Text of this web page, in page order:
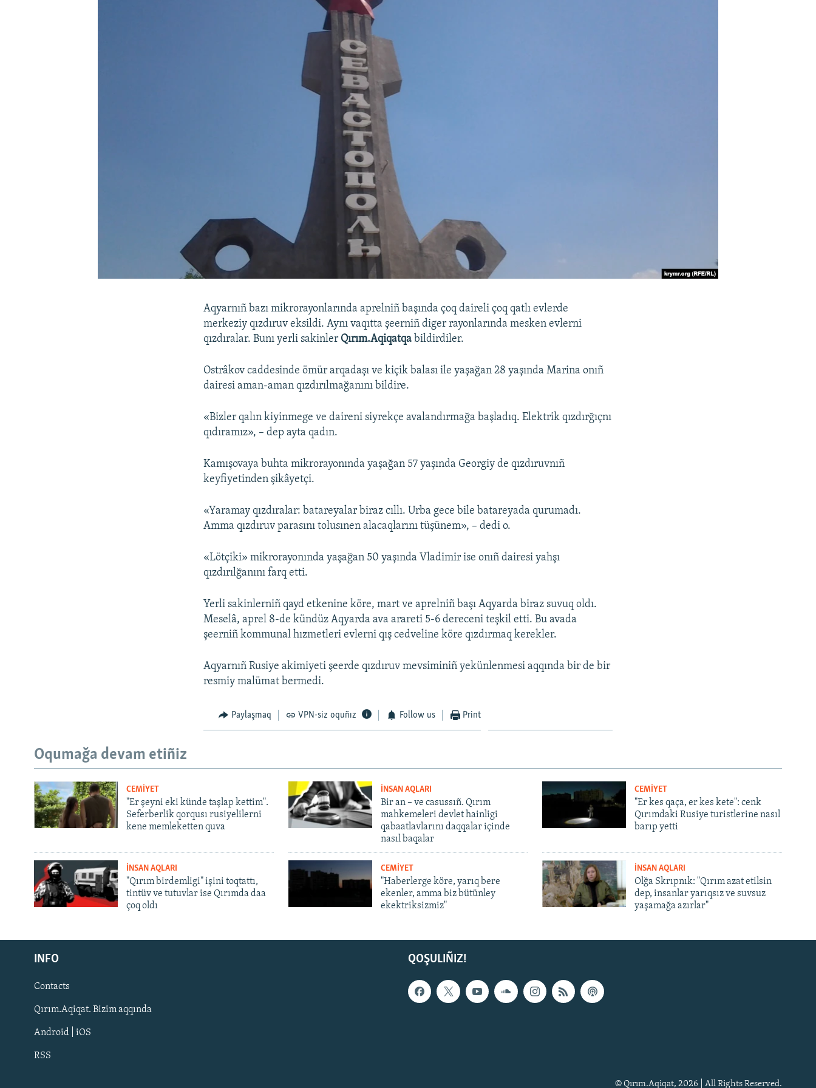
Русский
Українською
QOŞULIÑIZ!
Aqyarnıñ bazı mikrorayonlarında aprelniñ başında çoq daireli çoq qatlı evlerde
merkeziy qızdıruv eksildi. Aynı vaqıtta şeerniñ diger rayonlarında mesken evlerni
qızdıralar. Bunı yerli sakinler Qırım.Aqiqatqa bildirdiler.
Ostrâkov caddesinde ömür arqadaşı ve kiçik balası ile yaşağan 28 yaşında Marina onıñ
dairesi aman-aman qızdırılmağanını bildire.
«Bizler qalın kiyinmege ve daireni siyrekçe avalandırmağa başladıq. Elektrik qızdırğıçnı
qıdıramız», – dep ayta qadın.
Kamışovaya buhta mikrorayonında yaşağan 57 yaşında Georgiy de qızdıruvnıñ
keyfiyetinden şikâyetçi.
«Yaramay qızdıralar: batareyalar biraz cıllı. Urba gece bile batareyada qurumadı.
Amma qızdıruv parasını tolusınen alacaqlarını tüşünem», – dedi o.
«Lötçiki» mikrorayonında yaşağan 50 yaşında Vladimir ise onıñ dairesi yahşı
qızdırılğanını farq etti.
Yerli sakinlerniñ qayd etkenine köre, mart ve aprelniñ başı Aqyarda biraz suvuq oldı.
Meselâ, aprel 8-de kündüz Aqyarda ava arareti 5-6 dereceni teşkil etti. Bu avada
şeerniñ kommunal hızmetleri evlerni qış cedveline köre qızdırmaq kerekler.
Aqyarnıñ Rusiye akimiyeti şeerde qızdıruv mevsiminiñ yekünlenmesi aqqında bir de bir
resmiy malümat bermedi.
Paylaşmaq VPN-siz oquñız Follow us Print
Oqumağa devam etiñiz
CEMİYET
"Er şeyni eki künde taşlap kettim".
Seferberlik qorqusı rusiyelilerni
kene memleketten quva
İNSAN AQLARI
Bir an – ve casussıñ. Qırım
mahkemeleri devlet hainligi
qabaatlavlarını daqqalar içinde
nasıl baqalar
CEMİYET
"Er kes qaça, er kes kete": cenk
Qırımdaki Rusiye turistlerine nasıl
barıp yetti
İNSAN AQLARI
"Qırım birdemligi" işini toqtattı,
tintüv ve tutuvlar ise Qırımda daa
çoq oldı
CEMİYET
"Haberlerge köre, yarıq bere
ekenler, amma biz bütünley
ekektriksizmiz"
İNSAN AQLARI
Olğa Skrıpnık: "Qırım azat etilsin
dep, insanlar yarıqsız ve suvsuz
yaşamağa azırlar"
QOŞULIÑIZ!
INFO
Contacts
Qırım.Aqiqat. Bizim aqqında
Android | iOS
RSS
© Qırım.Aqiqat, 2026 | All Rights Reserved.